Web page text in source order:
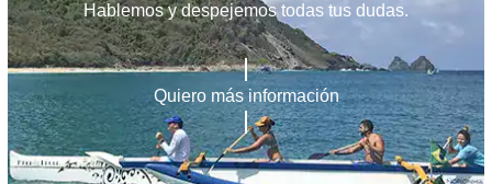
Hablemos y despejemos todas tus dudas.
Quiero más información